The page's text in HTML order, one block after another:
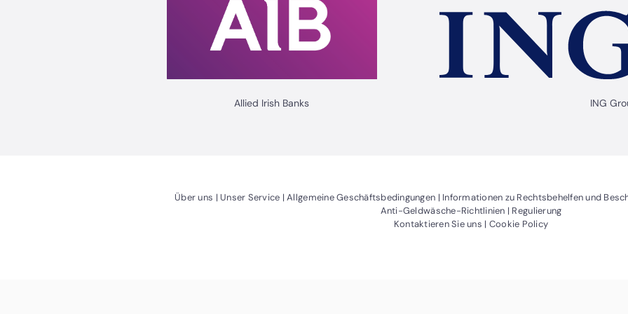
Allied Irish Banks ING
Über uns (Öffnet ein neues Fenster)
Unser Service(Öffnet ein neues Fenster)
Allgemeine Geschäftsbedingungen(Öffnet ein neues Fenster)
Informationen zu Rechtsbehelfen und
Anti-Geldwäsche-Richtlinien(Öffnet ein neues Fenster)
Regulierung
Kontaktieren Sie uns (Öffnet ein neues Fenster)
Cookie Policy(Öffnet ein neues